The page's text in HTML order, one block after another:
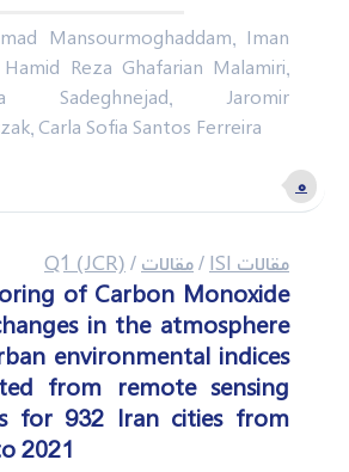
Mansourmoghaddam, Iman
Hamid Reza Ghafarian Malamiri,
Sadeghnejad, Jaromir
Carla Sofia Santos Ferreira
۰
مقالات ISI /مقالات/
Q1 (JCR)
of Carbon Monoxide
in the atmosphere
environmental indices
from remote sensing
for 932 Iran cities from
2021